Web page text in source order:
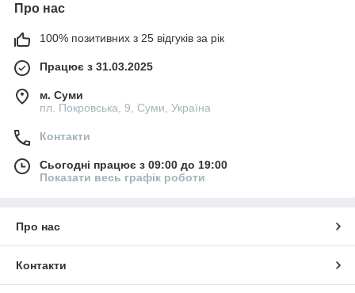
Про нас
100% позитивних з 25 відгуків за рік
Працює з 31.03.2025
м. Суми
пл. Покровська, 9, Суми, Україна
Контакти
Сьогодні працює з 09:00 до 19:00
Показати весь графік роботи
Про нас
Контакти